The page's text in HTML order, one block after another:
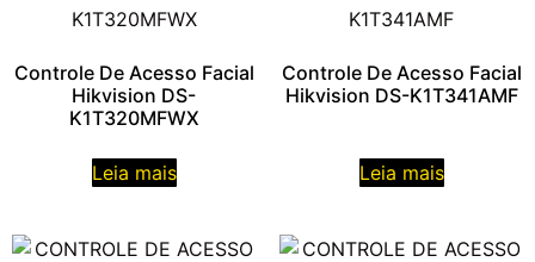
Controle De Acesso Facial
Hikvision DS-
K1T320MFWX
Leia mais
Controle De Acesso Facial
Hikvision DS-K1T341AMF
Leia mais